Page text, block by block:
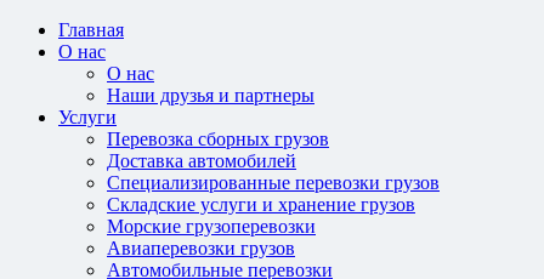
Главная
О нас
О нас
Наши друзья и партнеры
Услуги
Перевозка сборных грузов
Доставка автомобилей
Специализированные перевозки грузов
Складские услуги и хранение грузов
Морские грузоперевозки
Авиаперевозки грузов
Автомобильные перевозки